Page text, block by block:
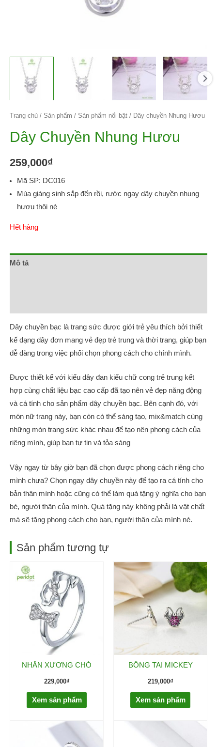
Trang chủ / Sản phẩm / Sản phẩm nổi bật / Dây chuyền Nhung Hươu
Dây Chuyền Nhung Hươu
259,000₫
Mã SP: DC016
Mùa giáng sinh sắp đến rồi, rước ngay dây chuyền nhung
hươu thôi nè
Hết hàng
Mô tả
Dây chuyền bạc là trang sức được giới trẻ yêu thích bởi thiết
kế dạng dây đơn mang vẻ đẹp trẻ trung và thời trang, giúp bạn
dễ dàng trong việc phối chọn phong cách cho chính mình.
Được thiết kế với kiểu dây đan kiểu chữ cong trẻ trung kết
hợp cùng chất liệu bạc cao cấp đã tạo nên vẻ đẹp năng động
và cá tính cho sản phẩm dây chuyền bạc. Bên cạnh đó, với
món nữ trang này, bạn còn có thể sáng tạo, mix&match cùng
những món trang sức khác nhau để tạo nên phong cách của
riêng mình, giúp bạn tự tin và tỏa sáng
Vậy ngay từ bây giờ bạn đã chọn được phong cách riêng cho
mình chưa? Chọn ngay dây chuyền này để tạo ra cá tính cho
bản thân mình hoặc cũng có thể làm quà tặng ý nghĩa cho bạn
bè, người thân của mình. Quà tặng này không phải là vật chất
mà sẽ tặng phong cách cho bạn, người thân của mình nè.
Sản phẩm tương tự
NHẪN XƯƠNG CHÓ
229,000₫
Xem sản phẩm
BÔNG TAI MICKEY
219,000₫
Xem sản phẩm